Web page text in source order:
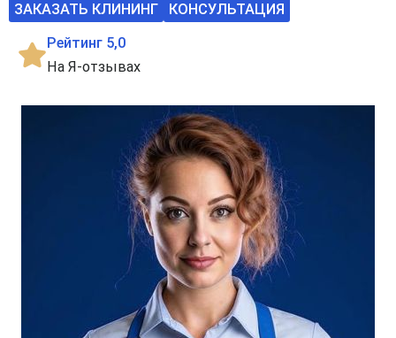
ЗАКАЗАТЬ КЛИНИНГ
КОНСУЛЬТАЦИЯ
Рейтинг 5,0
На Я-отзывах